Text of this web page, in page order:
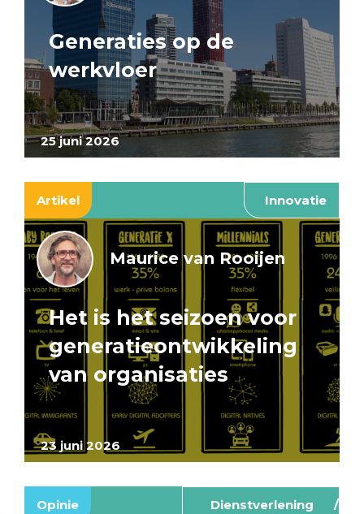
25 juni 2026
Generaties op de
werkvloer
Artikel Innovatie
23 juni 2026
Maurice van Rooijen
Het is het seizoen voor
generatieontwikkeling
van organisaties
Opinie Dienstverlening